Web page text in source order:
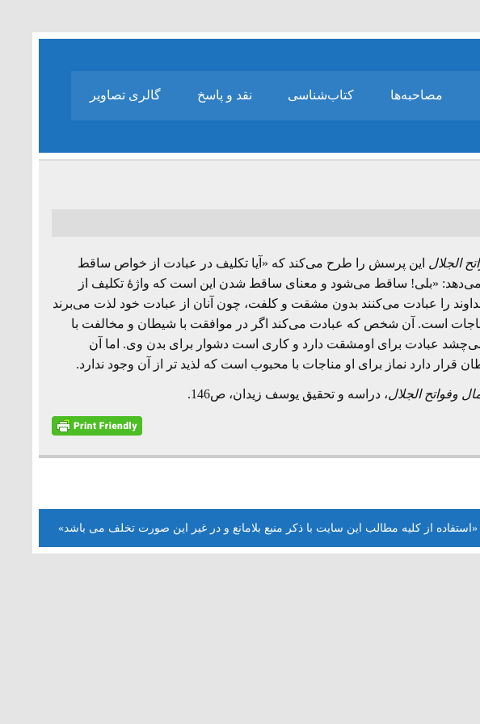
مصاحبه‌ها کتاب‌شناسی نقد و پاسخ گالری تصاویر
الجلال این پرسش را طرح می‌کند که «آیا تکلیف در عبادت از خواص ساقط
«بلی! ساقط می‌شود و معنای ساقط شدن این است که واژۀ تکلیف از
را عبادت می‌کنند بدون مشقت و کلفت، چون آنان از عبادت خود لذت می‌برند
است. آن شخص که عبادت می‌کند اگر در موافقت با شیطان و مخالفت با
عبادت برای اومشقت دارد و کاری است دشوار برای بدن وی. اما آن
دارد نماز برای او مناجات با محبوب است که لذید تر از آن وجود ندارد.
وفواتح الجلال، دراسه و تحقیق یوسف زیدان، ص146.
«استفاده از کلیه مطالب این سایت با ذکر منبع بلامانع و در غیر این صورت تخلف می باشد»